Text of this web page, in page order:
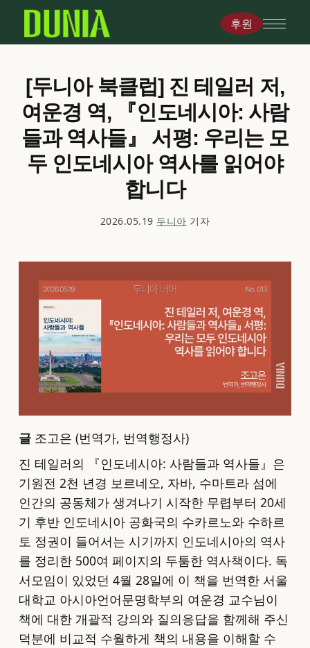
후원
[두니아 북클럽] 진 테일러 저,
여운경 역, 『인도네시아: 사람
들과 역사들』 서평: 우리는 모
두 인도네시아 역사를 읽어야
합니다
2026.05.19 두니아 기자
글조고은 (번역가, 번역행정사)
진 테일러의 『인도네시아: 사람들과 역사들』은
기원전 2천 년경 보르네오, 자바, 수마트라 섬에
인간의 공동체가 생겨나기 시작한 무렵부터 20세
기 후반 인도네시아 공화국의 수카르노와 수하르
토 정권이 들어서는 시기까지 인도네시아의 역사
를 정리한 500여 페이지의 두툼한 역사책이다. 독
서모임이 있었던 4월 28일에 이 책을 번역한 서울
대학교 아시아언어문명학부의 여운경 교수님이
책에 대한 개괄적 강의와 질의응답을 함께해 주신
덕분에 비교적 수월하게 책의 내용을 이해할 수